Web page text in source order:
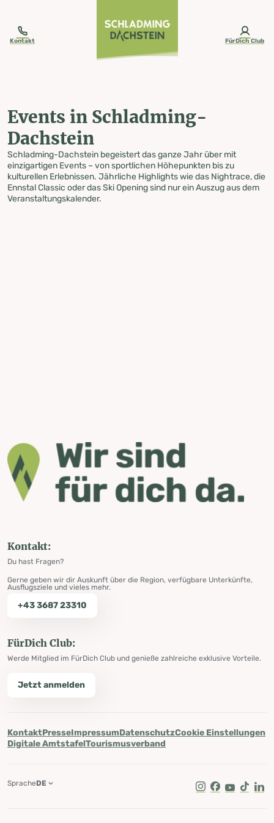
Kontakt FürDich Club
Events in Schladming-
Dachstein
Schladming-Dachstein begeistert das ganze Jahr über mit
einzigartigen Events – von sportlichen Höhepunkten bis zu
kulturellen Erlebnissen. Jährliche Highlights wie das Nightrace, die
Ennstal Classic oder das Ski Opening sind nur ein Auszug aus dem
Veranstaltungskalender.
Kontakt:
Du hast Fragen?
Gerne geben wir dir Auskunft über die Region, verfügbare Unterkünfte,
Ausflugsziele und vieles mehr.
+43 3687 23310
FürDich Club:
Werde Mitglied im FürDich Club und genieße zahlreiche exklusive Vorteile.
Jetzt anmelden
KontaktPresseImpressumDatenschutzCookie Einstellungen
Digitale AmtstafelTourismusverband
Instagram
Facebook
Youtube
Tik Tok
SpracheDE